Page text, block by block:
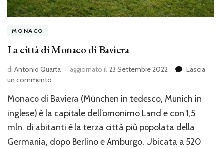
MONACO
La città di Monaco di Baviera
di Antonio Quarta aggiornato il 23 Settembre 2022
Lascia
un commento
città
di
Monaco
di
Baviera
Monaco di Baviera (München in tedesco, Munich in
inglese) è la capitale dell’omonimo Land e con 1,5
mln. di abitanti è la terza città più popolata della
Germania, dopo Berlino e Amburgo. Ubicata a 520